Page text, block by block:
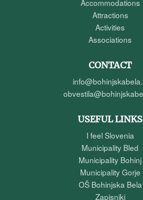
Accommodations
Attractions
Activities
Associations
CONTACT
USEFUL LINKS
I feel Slovenia
Municipality Bled
Municipality Bohinj
Municipality Gorje
OŠ Bohinjska Bela
Zapisniki